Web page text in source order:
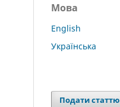
Мова
English
Українська
Подати статтю